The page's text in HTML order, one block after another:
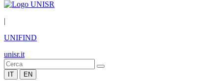
|
UNIFIND
unisr.it
IT EN